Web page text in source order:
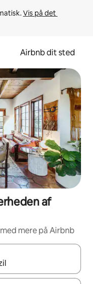
Vis på det
Airbnb dit sted
af
mere på Airbnb
du navigere med